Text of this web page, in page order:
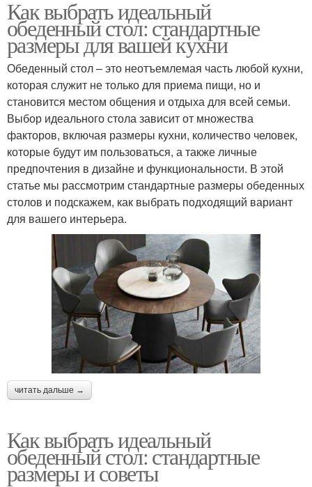
Как выбрать идеальный
обеденный стол: стандартные
размеры для вашей кухни
Обеденный стол – это неотъемлемая часть любой кухни,
которая служит не только для приема пищи, но и
становится местом общения и отдыха для всей семьи.
Выбор идеального стола зависит от множества
факторов, включая размеры кухни, количество человек,
которые будут им пользоваться, а также личные
предпочтения в дизайне и функциональности. В этой
статье мы рассмотрим стандартные размеры обеденных
столов и подскажем, как выбрать подходящий вариант
для вашего интерьера.
читать дальше →
Как выбрать идеальный
обеденный стол: стандартные
размеры и советы